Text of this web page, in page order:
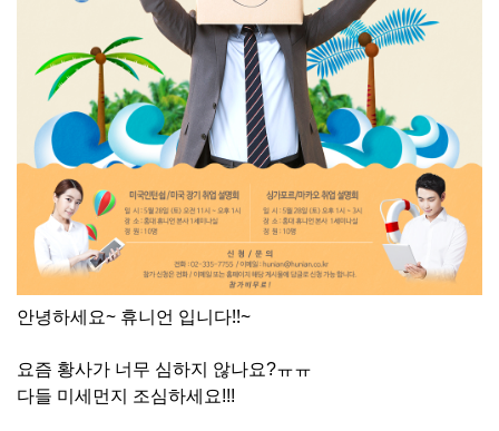
안녕하세요~ 휴니언 입니다!!~
요즘 황사가 너무 심하지 않나요?ㅠㅠ
다들 미세먼지 조심하세요!!!